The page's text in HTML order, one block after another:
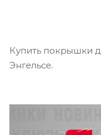
Купить покрышки
Энгельсе.